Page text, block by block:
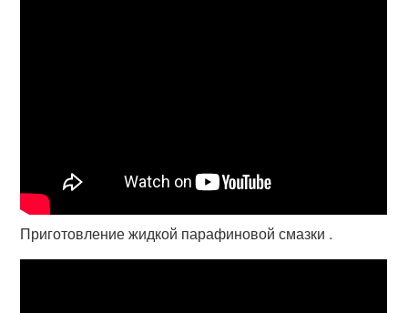
Приготовление жидкой парафиновой смазки .